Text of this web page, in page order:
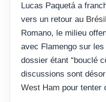
Lucas Paquetá a
vers un retour au Brésil
Romano, le milieu
avec Flamengo sur
dossier étant “bouclé
discussions sont
West Ham pour tenter